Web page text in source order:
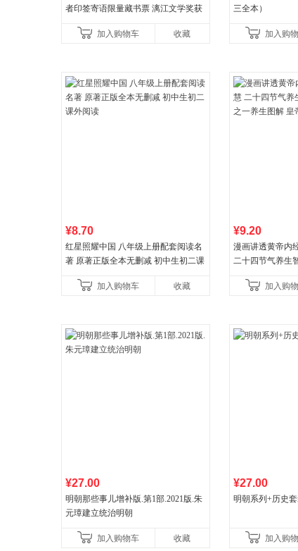
者印签寄语限量藏书票 漓江文学奖获
加入购物车 收藏
三全本）
加入购
¥8.70
红星照耀中国 八年级上册配套阅读名
著 原著正版全本无删减 初中生初二课
加入购物车
收藏
¥9.20
漫画讲透黄帝内
二十四节气养生
加入购
¥27.00
明朝那些事儿增补版.第1部.2021版.朱
元璋建立统治明朝
加入购物车 收藏
¥27.00
明朝系列+历史套
加入购